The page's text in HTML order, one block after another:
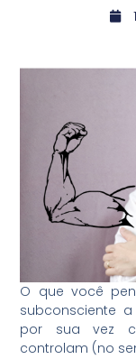
O que você
subconsciente
por sua vez
controlam (no